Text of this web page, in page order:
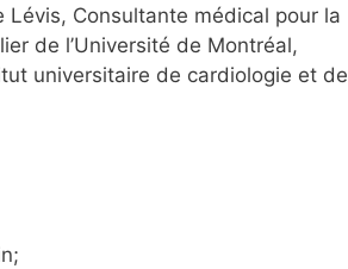
Lévis, Consultante médical pour la
de l’Université de Montréal,
universitaire de cardiologie et de